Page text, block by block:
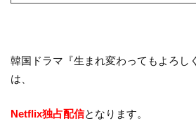
韓国ドラマ『生まれ変わってもよろし
は、
Netflix独占配信となります。